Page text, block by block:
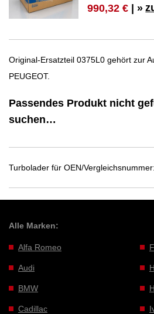
990,32 € | »
Original-Ersatzteil 0375L0 gehört zur
PEUGEOT.
Passendes Produkt nicht
suchen…
Turbolader für OEN/Vergleichsnummer:
Alle Marken:
Alfa Romeo
Audi
BMW
Cadillac